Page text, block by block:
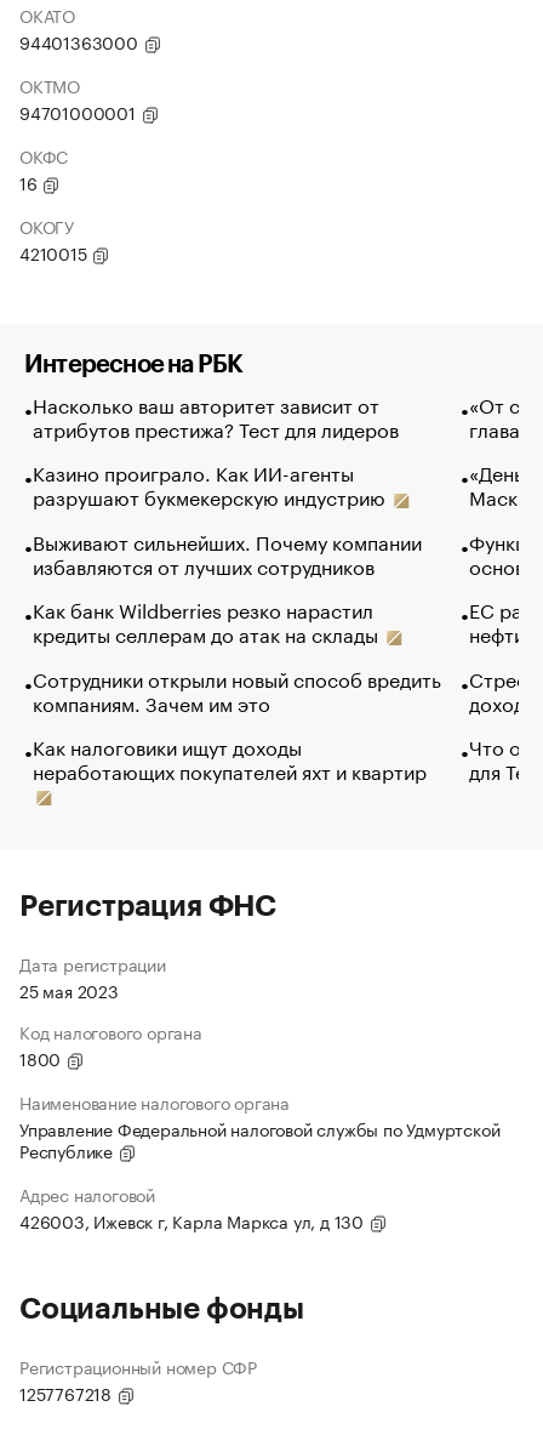
ОКАТО
94401363000
ОКТМО
94701000001
ОКФС
16
ОКОГУ
4210015
Интересное на РБК
Насколько ваш авторитет зависит от
атрибутов престижа? Тест для лидеров
Казино проиграло. Как ИИ-агенты
разрушают букмекерскую индустрию
Выживают сильнейших. Почему компании
избавляются от лучших сотрудников
Как банк Wildberries резко нарастил
кредиты селлерам до атак на склады
Сотрудники открыли новый способ вредить
компаниям. Зачем им это
Как налоговики ищут доходы
неработающих покупателей яхт и квартир
«От
глава
Маск в
основ
ЕС
нефти
Что
для
Регистрация ФНС
Дата регистрации
25 мая 2023
Код налогового органа
1800
Наименование налогового органа
Управление Федеральной налоговой службы по Удмуртской
Республике
Адрес налоговой
426003, Ижевск г, Карла Маркса ул, д 130
Социальные фонды
Регистрационный номер СФР
1257767218